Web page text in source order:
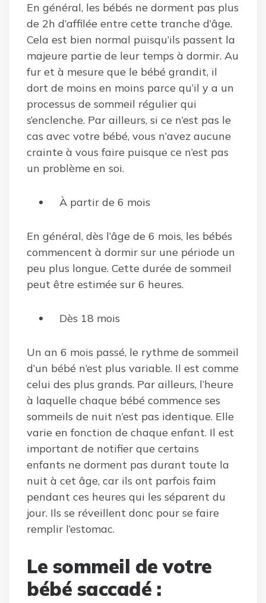
En général, les bébés ne dorment pas plus
de 2h d’affilée entre cette tranche d’âge.
Cela est bien normal puisqu’ils passent la
majeure partie de leur temps à dormir. Au
fur et à mesure que le bébé grandit, il
dort de moins en moins parce qu’il y a un
processus de sommeil régulier qui
s’enclenche. Par ailleurs, si ce n’est pas le
cas avec votre bébé, vous n’avez aucune
crainte à vous faire puisque ce n’est pas
un problème en soi.
À partir de 6 mois
En général, dès l’âge de 6 mois, les bébés
commencent à dormir sur une période un
peu plus longue. Cette durée de sommeil
peut être estimée sur 6 heures.
Dès 18 mois
Un an 6 mois passé, le rythme de sommeil
d’un bébé n’est plus variable. Il est comme
celui des plus grands. Par ailleurs, l’heure
à laquelle chaque bébé commence ses
sommeils de nuit n’est pas identique. Elle
varie en fonction de chaque enfant. Il est
important de notifier que certains
enfants ne dorment pas durant toute la
nuit à cet âge, car ils ont parfois faim
pendant ces heures qui les séparent du
jour. Ils se réveillent donc pour se faire
remplir l’estomac.
Le sommeil de votre
bébé saccadé :